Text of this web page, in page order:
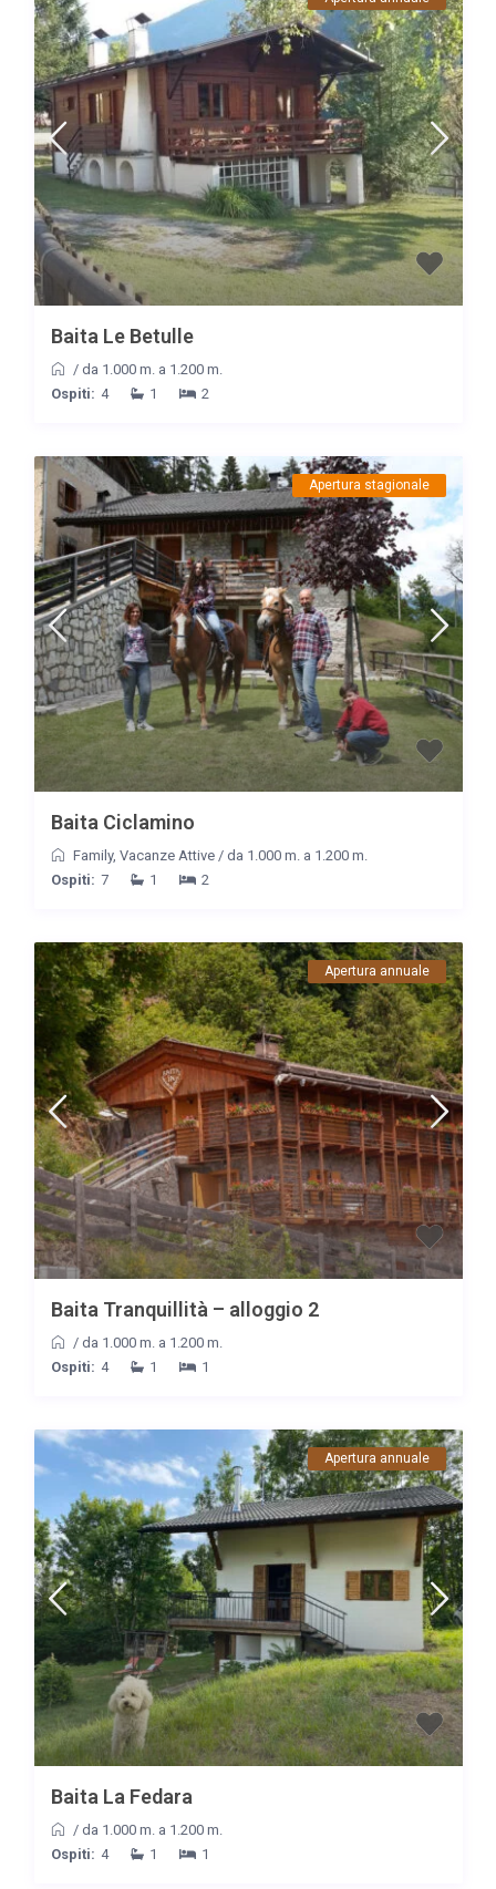
Baita Le Betulle
/ da 1.000 m. a 1.200 m.
Ospiti: 4 1 2
Apertura stagionale
Baita Ciclamino
Family, Vacanze Attive/ da 1.000 m. a 1.200 m.
Ospiti: 7 1 2
Apertura annuale
Baita Tranquillità – alloggio 2
/ da 1.000 m. a 1.200 m.
Ospiti: 4 1 1
Apertura annuale
Baita La Fedara
/ da 1.000 m. a 1.200 m.
Ospiti: 4 1 1